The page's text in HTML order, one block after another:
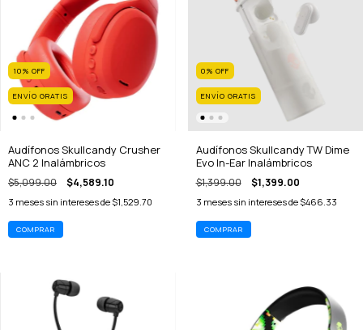
10% OFF
ENVÍO GRATIS
Audífonos Skullcandy Crusher
ANC 2 Inalámbricos
$5,099.00 $4,589.10
3 meses sin intereses de $1,529.70
0% OFF
ENVÍO GRATIS
Audífonos Skullcandy TW Dime
Evo In-Ear Inalámbricos
$1,399.00 $1,399.00
3 meses sin intereses de $466.33